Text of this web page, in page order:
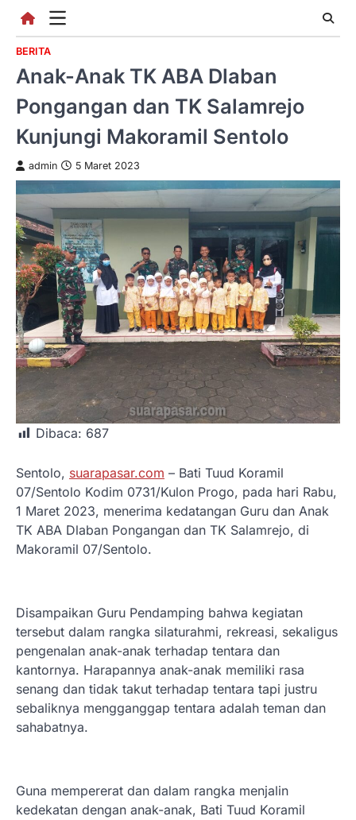
content
BERITA
Anak-Anak TK ABA Dlaban
Pongangan dan TK Salamrejo
Kunjungi Makoramil Sentolo
admin 5 Maret 2023
Dibaca: 687
Sentolo, suarapasar.com – Bati Tuud Koramil
07/Sentolo Kodim 0731/Kulon Progo, pada hari Rabu,
1 Maret 2023, menerima kedatangan Guru dan Anak
TK ABA Dlaban Pongangan dan TK Salamrejo, di
Makoramil 07/Sentolo.
Disampaikan Guru Pendamping bahwa kegiatan
tersebut dalam rangka silaturahmi, rekreasi, sekaligus
pengenalan anak-anak terhadap tentara dan
kantornya. Harapannya anak-anak memiliki rasa
senang dan tidak takut terhadap tentara tapi justru
sebaliknya mengganggap tentara adalah teman dan
sahabatnya.
Guna mempererat dan dalam rangka menjalin
kedekatan dengan anak-anak, Bati Tuud Koramil